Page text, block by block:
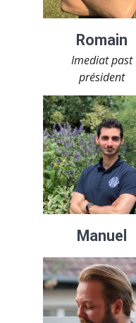
Romain
Imediat past
président
Manuel